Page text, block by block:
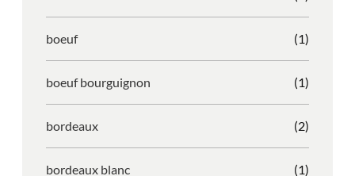
boeuf (1)
boeuf bourguignon (1)
bordeaux (2)
bordeaux blanc (1)